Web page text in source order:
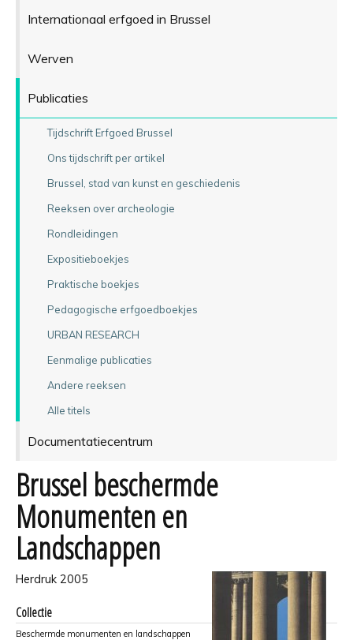
Internationaal erfgoed in Brussel
Werven
Publicaties
Tijdschrift Erfgoed Brussel
Ons tijdschrift per artikel
Brussel, stad van kunst en geschiedenis
Reeksen over archeologie
Rondleidingen
Expositieboekjes
Praktische boekjes
Pedagogische erfgoedboekjes
URBAN RESEARCH
Eenmalige publicaties
Andere reeksen
Alle titels
Documentatiecentrum
Brussel beschermde
Monumenten en
Landschappen
Herdruk 2005
Collectie
Beschermde monumenten en landschappen